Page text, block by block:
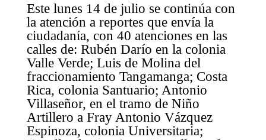
Este lunes 14 de julio se continúa con
la atención a reportes que envía la
ciudadanía, con 40 atenciones en las
calles de: Rubén Darío en la colonia
Valle Verde; Luis de Molina del
fraccionamiento Tangamanga; Costa
Rica, colonia Santuario; Antonio
Villaseñor, en el tramo de Niño
Artillero a Fray Antonio Vázquez
Espinoza, colonia Universitaria;